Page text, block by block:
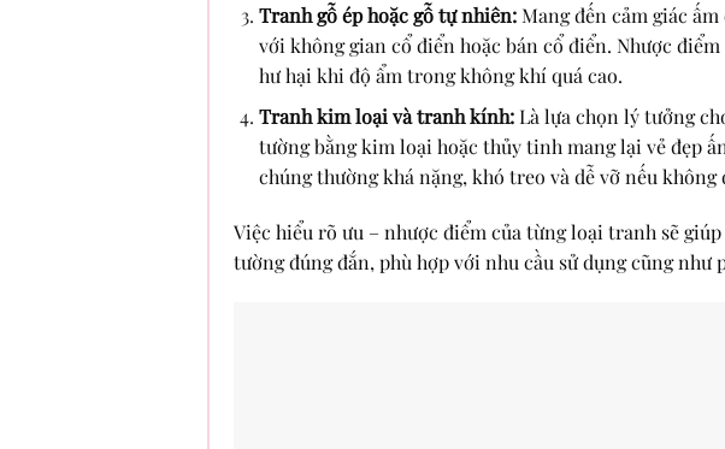
Tranh gỗ ép hoặc gỗ tự nhiên:Mang đến cảm giác ấm
với không gian cổ điển hoặc bán cổ điển. Nhược
hư hại khi độ ẩm trong không khí quá cao.
Tranh kim loại và tranh kính:Là lựa chọn lý tưởng
tường bằng kim loại hoặc thủy tinh mang lại vẻ đẹp
chúng thường khá nặng, khó treo và dễ vỡ nếu không
Việc hiểu rõ ưu – nhược điểm của từng loại tranh sẽ
tường đúng đắn, phù hợp với nhu cầu sử dụng cũng như